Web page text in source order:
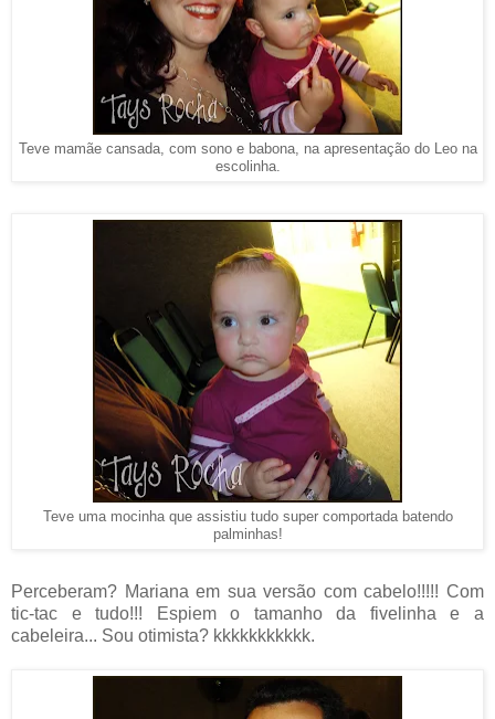
Teve mamãe cansada, com sono e babona, na apresentação do Leo na
escolinha.
Teve uma mocinha que assistiu tudo super comportada batendo
palminhas!
Perceberam? Mariana em sua versão com cabelo!!!!! Com
tic-tac e tudo!!! Espiem o tamanho da fivelinha e a
cabeleira... Sou otimista? kkkkkkkkkkk.